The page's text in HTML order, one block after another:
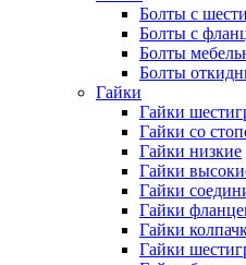
Болты с
Болты с
Болты
Болты
Гайки
Гайки
Гайки со
Гайки низкие
Гайки
Гайки
Гайки
Гайки
Гайки